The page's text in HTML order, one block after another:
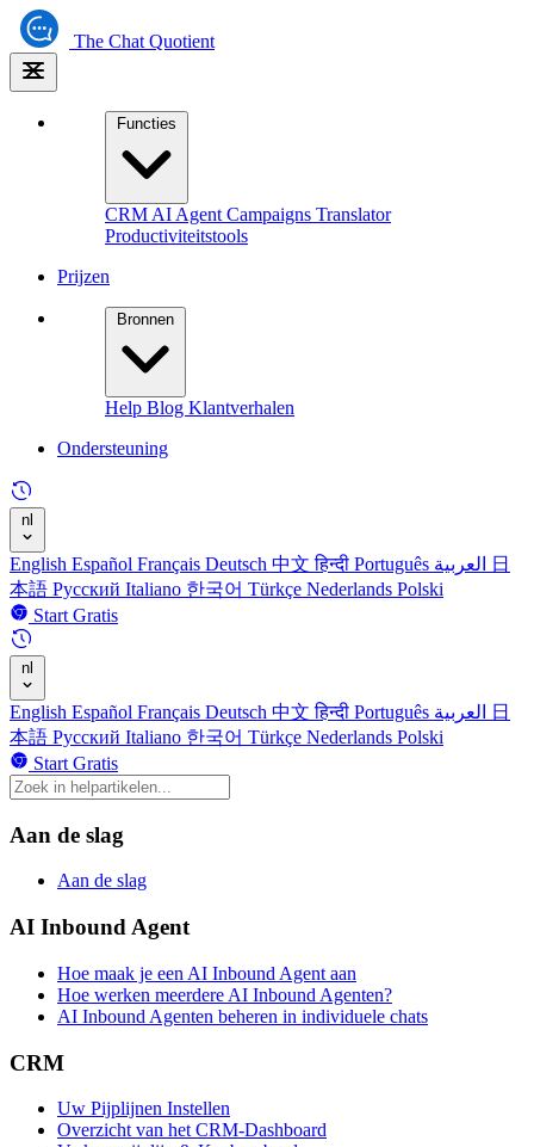
The Chat Quotient
Functies
CRM AI Agent Campaigns Translator
Productiviteitstools
Prijzen
Bronnen
Help Blog Klantverhalen
Ondersteuning
nl
English Español Français Deutsch 中文हिन्दी Português
日
本語 Русский Italiano 한국어 Türkçe Nederlands Polski
Start Gratis
nl
English Español Français Deutsch 中文हिन्दी Português
日
本語 Русский Italiano 한국어 Türkçe Nederlands Polski
Start Gratis
Aan de slag
Aan de slag
AI Inbound Agent
Hoe maak je een AI Inbound Agent aan
Hoe werken meerdere AI Inbound Agenten?
AI Inbound Agenten beheren in individuele chats
CRM
Uw Pijplijnen Instellen
Overzicht van het CRM-Dashboard